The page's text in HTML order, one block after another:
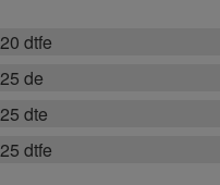
dtfe
de
dte
dtfe